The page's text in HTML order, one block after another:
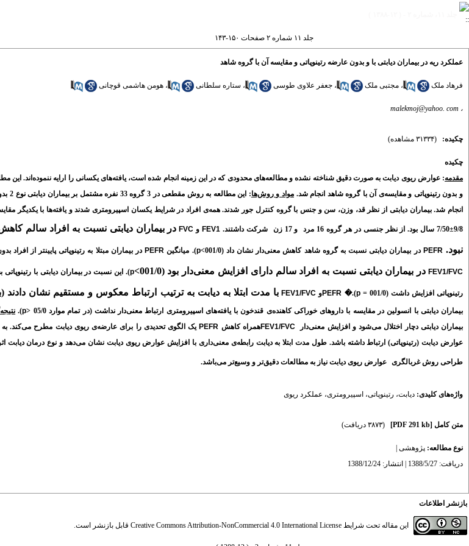
جلد ۱۱ شماره ۲ صفحات ۱۵۰-۱۴۳
عملکرد ریه در بیماران دیابتی با و بدون عارضه رتینوپاتی و مقایسه آن با گروه شاهد
فرهاد ملک ، مجتبی ملک ، جعفر علاوی طوسی ، ستاره سلطانی ، هومن هاشمی قوچانی
، malekmoj@yahoo. com
چکیده: (۳۱۳۳۴ مشاهده)
چکیده
مقدمه: عوارض ریوی دیابت به صورت دقیق شناخته نشده و مطالعه‌های محدودی که در این زمینه انجام شده است، یافته‌های یکسانی را ارایه ننموده‌اند. این
و بدون رتینوپاتی و مقایسه‌ی آن با گروه شاهد انجام شد.مواد و روش‌ها
: این
انجام شد. بیماران دیابتی از نظر قد، وزن، سن و جنس با گروه کنترل جور شدند. همه‌ی افراد در شرایط یکسان اسپیرومتری شدند و یافته‌ها با یکدیگر
9/8±7/50 سال بود. از نظر جنسی در هر گروه 16 مرد و 17 زن شرکت داشتند. FEV1 و FVC در بیماران دیابتی نسبت به افراد سالم
نبود. PEFR در بیماران دیابتی نسبت به گروه شاهد کاهش معنی‌دار نشان داد (001/0> p). میانگین PEFR در بیماران مبتلا به رتینوپاتی پایینتر از افراد
FEV1/FVC در بیماران دیابتی نسبت به افراد سالم دارای افزایش معنی‌دار بود (001/0> p). این نسبت در بیماران دیابتی با
رتینوپاتی افزایش داشت (001/0 = p
).
�
PEFRو FEV1/FVC با مدت ابتلا به دیابت به ترتیب ارتباط معکوس و مستقیم نشان دادند (به
بیماران دیابتی با انسولین در مقایسه با داروهای خوراکی کاهنده‌ی قندخون با یافته‌های اسپیرومتری ارتباط معنی‌دار نداشت (در تمام موارد 05/0 < p
).
بیماران دیابتی دچار اختلال می‌شود و افزایش معنی‌دار
FEV1/FVCهمراه کاهش PEFR یک الگوی تحدیدی را برای عارضه‌ی ریوی دیابت مطرح می‌کند.
عوارض دیابت (رتینوپاتی) ارتباط داشته باشد. طول مدت ابتلا به دیابت رابطه‌ی معنی‌داری با افزایش عوارض ریوی دیابت نشان می‌دهد و نوع درمان دیابت
طراحی روش غربالگری عوارض ریوی دیابت نیاز به مطالعات دقیق‌تر و وسیع‌تر می‌باشد.
واژه‌های کلیدی: دیابت، رتینوپاتی، اسپیرومتری، عملکرد ریوی
متن کامل [PDF 291 kb] (۳۸۷۳ دریافت)
نوع مطالعه: پژوهشی
دریافت: 1388/5/27 | انتشار: 1388/12/24
بازنشر اطلاعات
این مقاله تحت شرایط Creative Commons Attribution-NonCommercial 4.0 International License قابل بازنشر است.